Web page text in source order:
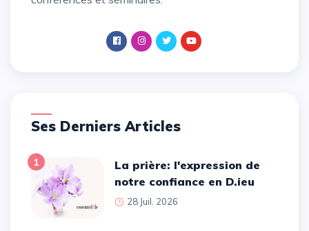
Ses Derniers Articles
1
La prière: l'expression de
notre confiance en D.ieu
28 Juil. 2026